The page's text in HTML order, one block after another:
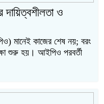
ও
মানেই কাজের শেষ নয়; বরং
শুরু হয়। আইপিও পরবর্তী